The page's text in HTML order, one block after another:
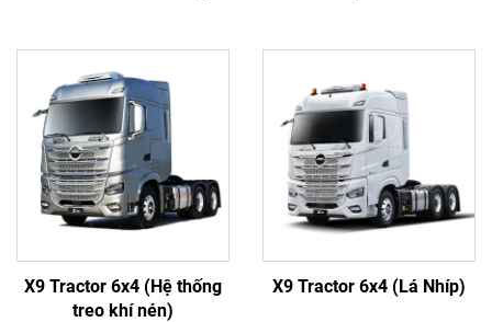
X9 Tractor 6x4 (Hệ thống
treo khí nén)
X9 Tractor 6x4 (Lá Nhíp)